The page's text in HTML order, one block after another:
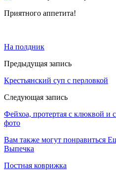
Приятного аппетита!
На полдник
Предыдущая запись
Крестьянский суп с перловкой
Следующая запись
Фейхоа, протертая с клюквой и
фото
Вам также могут понравиться
Выпечка
Постная коврижка